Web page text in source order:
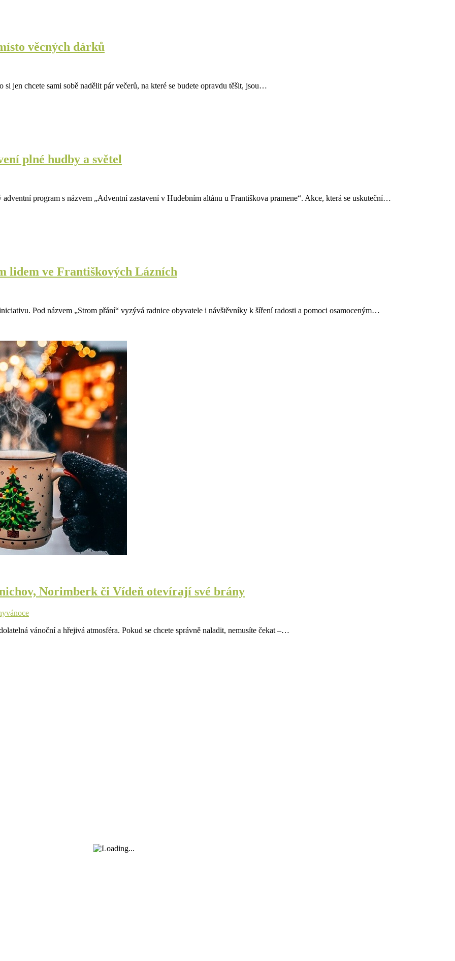
věcných dárků
jen chcete sami sobě nadělit pár večerů, na které se budete opravdu těšit, jsou…
plné hudby a světel
program s názvem „Adventní zastavení v Hudebním altánu u Františkova pramene“. Akce, která se uskuteční…
lidem ve Františkových Lázních
Pod názvem „Strom přání“ vyzývá radnice obyvatele i návštěvníky k šíření radosti a pomoci osamoceným…
Norimberk či Vídeň otevírají své brány
vánoce
vánoční a hřejivá atmosféra. Pokud se chcete správně naladit, nemusíte čekat –…